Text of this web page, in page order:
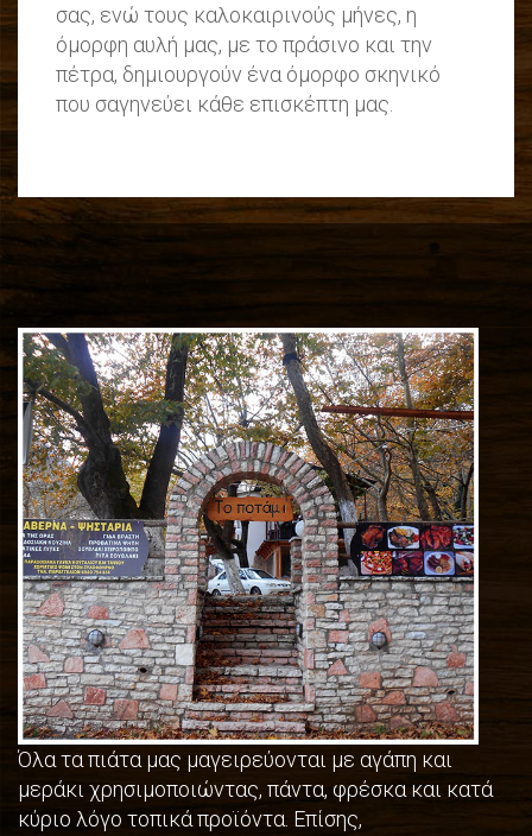
σας, ενώ τους καλοκαιρινούς μήνες, η
όμορφη αυλή μας, με το πράσινο και την
πέτρα, δημιουργούν ένα όμορφο σκηνικό
που σαγηνεύει κάθε επισκέπτη μας.
Όλα τα πιάτα μας μαγειρεύονται με αγάπη και
μεράκι χρησιμοποιώντας, πάντα, φρέσκα και κατά
κύριο λόγο τοπικά προϊόντα. Επίσης,